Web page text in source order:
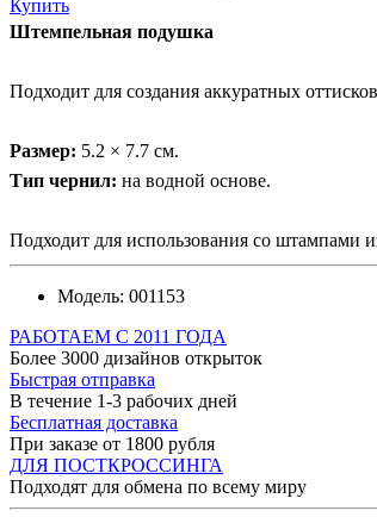
Купить
Штемпельная подушка
Подходит для создания аккуратных
Размер: 5.2 × 7.7 см.
Тип чернил: на водной основе.
Подходит для использования со штампами
Модель: 001153
РАБОТАЕМ С 2011 ГОДА
Более 3000 дизайнов открыток
Быстрая отправка
В течение 1-3 рабочих дней
Бесплатная доставка
При заказе от 1800 рубля
ДЛЯ ПОСТКРОССИНГА
Подходят для обмена по всему миру